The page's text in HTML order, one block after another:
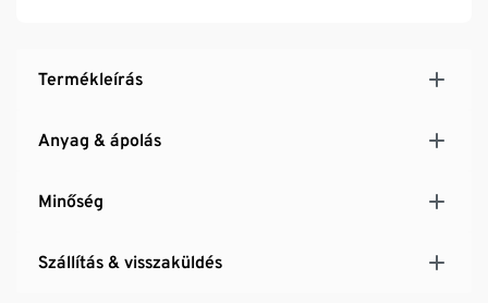
Termékleírás
Anyag & ápolás
Minőség
Szállítás & visszaküldés